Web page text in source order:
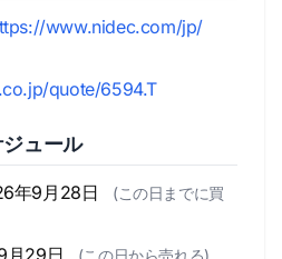
www.nidec.com/jp/
quote/6594.T
ュール
年9月28日
(この日までに買
月29日 (この日から売れる)